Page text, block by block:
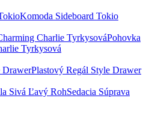
Komoda Sideboard Tokio
Pohovka
Tyrkysová
Plastový Regál Style Drawer
Sedacia Súprava